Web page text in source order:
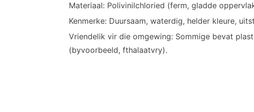
Materiaal: Polivinilchloried (ferm, gladde
Kenmerke: Duursaam, waterdig, helder kleure,
Vriendelik vir die omgewing: Sommige bevat
(byvoorbeeld, fthalaatvry).